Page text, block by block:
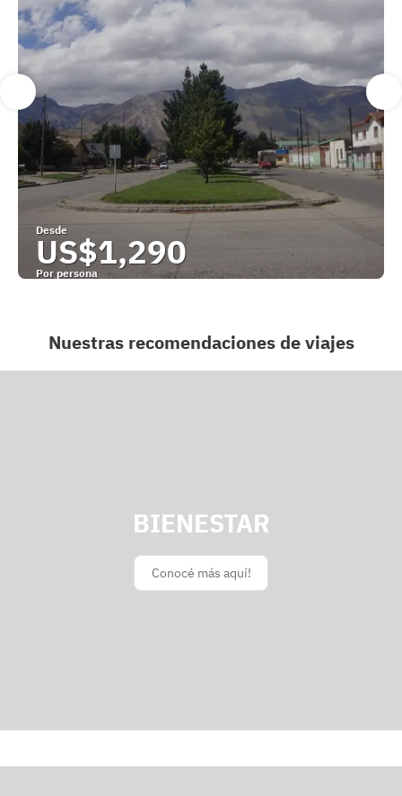
Desde
US$1,290
Por persona
Nuestras recomendaciones de viajes
BIENESTAR
Conocé más aquí!